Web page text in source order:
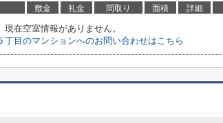
敷金 礼金 間取り 面積 詳細
現在空室情報がありません。
丁目のマンションへのお問い合わせはこちら